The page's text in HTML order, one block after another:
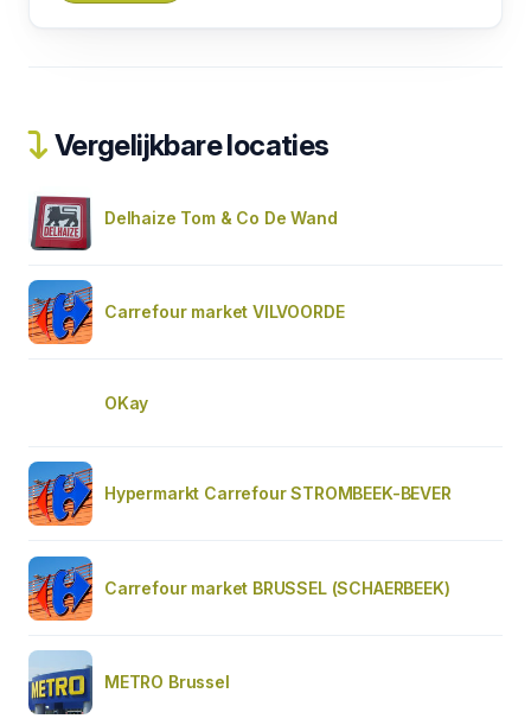
Vergelijkbare locaties
Delhaize Tom & Co De Wand
Carrefour market VILVOORDE
OKay
Hypermarkt Carrefour STROMBEEK-BEVER
Carrefour market BRUSSEL (SCHAERBEEK)
METRO Brussel